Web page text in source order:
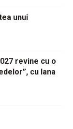
unui
revine cu o
cu Iana